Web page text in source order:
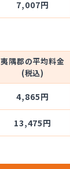
7,007円
夷隅郡の平均料金
(税込)
4,865円
13,475円